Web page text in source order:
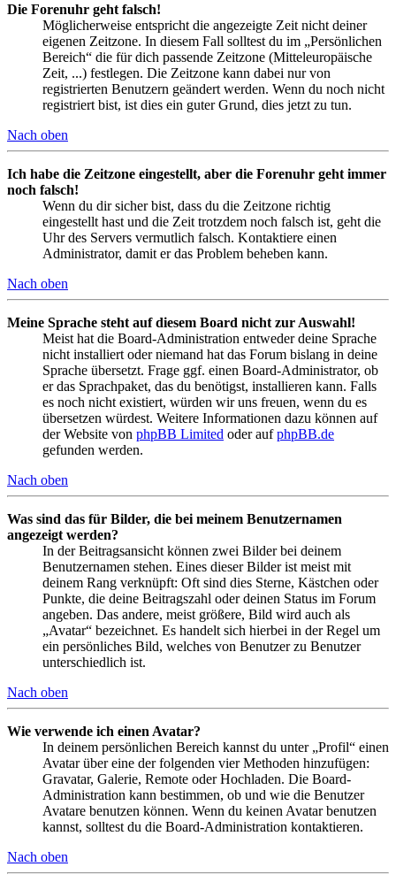
Die Forenuhr geht falsch!
Möglicherweise entspricht die angezeigte Zeit nicht deiner
eigenen Zeitzone. In diesem Fall solltest du im „Persönlichen
Bereich“ die für dich passende Zeitzone (Mitteleuropäische
Zeit, ...) festlegen. Die Zeitzone kann dabei nur von
registrierten Benutzern geändert werden. Wenn du noch nicht
registriert bist, ist dies ein guter Grund, dies jetzt zu tun.
Nach oben
Ich habe die Zeitzone eingestellt, aber die Forenuhr geht immer
noch falsch!
Wenn du dir sicher bist, dass du die Zeitzone richtig
eingestellt hast und die Zeit trotzdem noch falsch ist, geht die
Uhr des Servers vermutlich falsch. Kontaktiere einen
Administrator, damit er das Problem beheben kann.
Nach oben
Meine Sprache steht auf diesem Board nicht zur Auswahl!
Meist hat die Board-Administration entweder deine Sprache
nicht installiert oder niemand hat das Forum bislang in deine
Sprache übersetzt. Frage ggf. einen Board-Administrator, ob
er das Sprachpaket, das du benötigst, installieren kann. Falls
es noch nicht existiert, würden wir uns freuen, wenn du es
übersetzen würdest. Weitere Informationen dazu können auf
der Website von phpBB Limited oder aufphpBB.de
gefunden werden.
Nach oben
Was sind das für Bilder, die bei meinem Benutzernamen
angezeigt werden?
In der Beitragsansicht können zwei Bilder bei deinem
Benutzernamen stehen. Eines dieser Bilder ist meist mit
deinem Rang verknüpft: Oft sind dies Sterne, Kästchen oder
Punkte, die deine Beitragszahl oder deinen Status im Forum
angeben. Das andere, meist größere, Bild wird auch als
„Avatar“ bezeichnet. Es handelt sich hierbei in der Regel um
ein persönliches Bild, welches von Benutzer zu Benutzer
unterschiedlich ist.
Nach oben
Wie verwende ich einen Avatar?
In deinem persönlichen Bereich kannst du unter „Profil“ einen
Avatar über eine der folgenden vier Methoden hinzufügen:
Gravatar, Galerie, Remote oder Hochladen. Die Board-
Administration kann bestimmen, ob und wie die Benutzer
Avatare benutzen können. Wenn du keinen Avatar benutzen
kannst, solltest du die Board-Administration kontaktieren.
Nach oben